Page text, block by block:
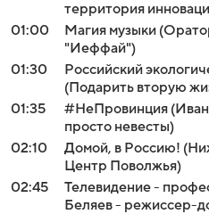
территория
01:00
Магия музыки
"Иеффай")
01:30
Российский
(Подарить вторую
01:35
#НеПровинция
просто невесты)
02:10
Домой, в Россию!
Центр Поволжья)
02:45
Телевидение -
Беляев - режиссер-